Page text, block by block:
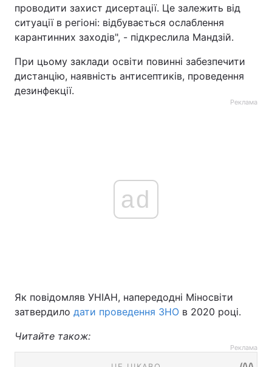
проводити захист дисертації. Це залежить від
ситуації в регіоні: відбувається ослаблення
карантинних заходів", - підкреслила Мандзій.
При цьому заклади освіти повинні забезпечити
дистанцію, наявність антисептиків, проведення
дезинфекції.
Реклама
ad
Як повідомляв УНІАН, напередодні Міносвіти
затвердило дати проведення ЗНО в 2020 році.
Читайте також:
Реклама